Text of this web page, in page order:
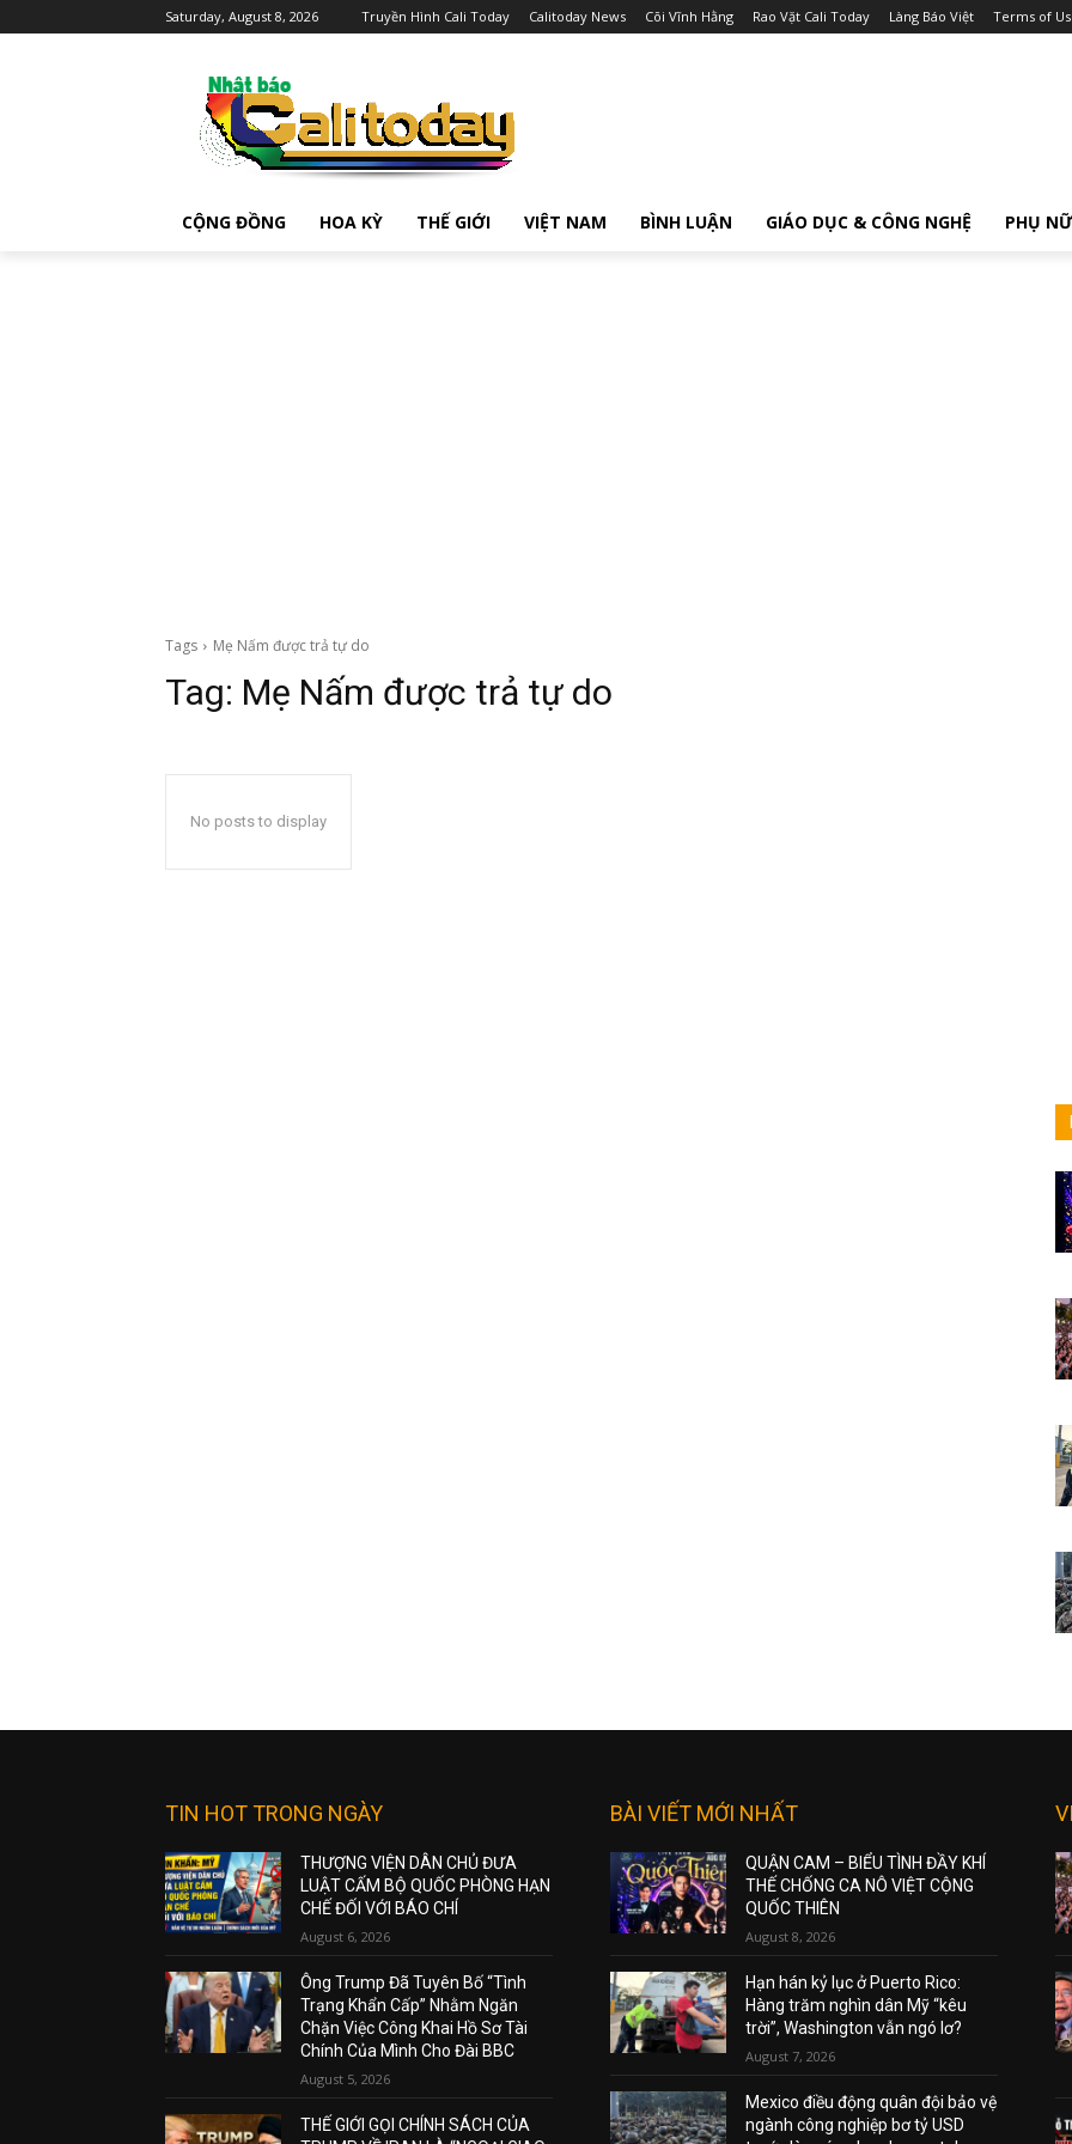
Saturday, August 8, 2026 Truyền Hình Cali Today Calitoday News Cõi Vĩnh Hằng Rao Vặt Cali Today Làng Báo Việt Terms of
CỘNG ĐỒNG HOA KỲ THẾ GIỚI VIỆT NAM BÌNH LUẬN GIÁO DỤC & CÔNG NGHỆ PHỤ NỮ
Tags Mẹ Nấm được trả tự do
Tag: Mẹ Nấm được trả tự do
No posts to display
TIN HOT TRONG NGÀY
THƯỢNG VIỆN DÂN CHỦ ĐƯA
LUẬT CẤM BỘ QUỐC PHÒNG HẠN
CHẾ ĐỐI VỚI BÁO CHÍ
August 6, 2026
Ông Trump Đã Tuyên Bố “Tình
Trạng Khẩn Cấp” Nhằm Ngăn
Chặn Việc Công Khai Hồ Sơ Tài
Chính Của Mình Cho Đài BBC
August 5, 2026
THẾ GIỚI GỌI CHÍNH SÁCH CỦA
BÀI VIẾT MỚI NHẤT
QUẬN CAM – BIỂU TÌNH ĐẦY KHÍ
THẾ CHỐNG CA NÔ VIỆT CỘNG
QUỐC THIÊN
August 8, 2026
Hạn hán kỷ lục ở Puerto Rico:
Hàng trăm nghìn dân Mỹ “kêu
trời”, Washington vẫn ngó lơ?
August 7, 2026
Mexico điều động quân đội bảo vệ
ngành công nghiệp bơ tỷ USD